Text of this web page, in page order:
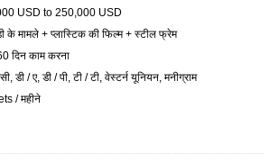
USD to 250,000 USD
के मामले + प्लास्टिक की फिल्म + स्टील फ्रेम
दिन काम करना
डी / ए, डी / पी, टी / टी, वेस्टर्न यूनियन, मनीग्राम
/ महीने